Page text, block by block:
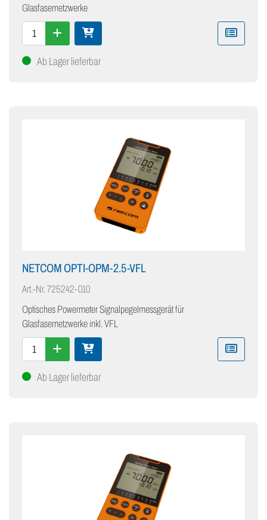
Glasfasernetzwerke
Ab Lager lieferbar
NETCOM OPTI-OPM-2.5-VFL
Art.-Nr.725242-010
Optisches Powermeter Signalpegelmessgerät für
Glasfasernetzwerke inkl. VFL
Ab Lager lieferbar